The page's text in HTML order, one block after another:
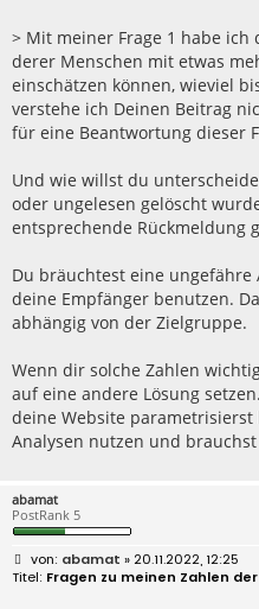
r
a
g
> Mit meiner Frage 1 habe ich
derer Menschen mit etwas
einschätzen können, wieviel
verstehe ich Deinen Beitrag
für eine Beantwortung dieser
Und wie willst du
oder ungelesen gelöscht
entsprechende Rückmeldung
Du bräuchtest eine
deine Empfänger benutzen.
abhängig von der Zielgruppe.
Wenn dir solche Zahlen
auf eine andere Lösung
deine Website
Analysen nutzen und brauchst
abamat
PostRank 5
B
e
abamat » 20.11.2022, 12:25
Fragen zu meinen Zahlen